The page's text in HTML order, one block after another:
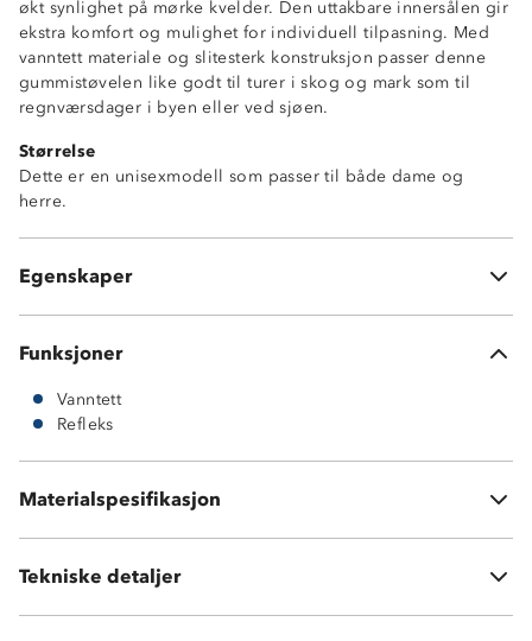
økt synlighet på mørke kvelder. Den uttakbare innersålen gir
ekstra komfort og mulighet for individuell tilpasning. Med
vanntett materiale og slitesterk konstruksjon passer denne
gummistøvelen like godt til turer i skog og mark som til
regnværsdager i byen eller ved sjøen.
Størrelse
Dette er en unisexmodell som passer til både dame og
herre.
Egenskaper
Mellomhøy
Godt grep
Refleks
Vanntett
romtemperatur. Unngå å tørke i direkte sollys eller varme.
Funksjoner
Vanntett
Refleks
Materialspesifikasjon
Yttersåle: Rubber
Tekniske detaljer
Vekt:1,8kg i str 41